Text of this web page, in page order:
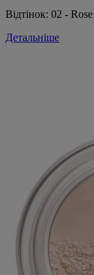
Відтінок: 02 -
Детальніше